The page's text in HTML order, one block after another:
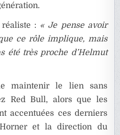
: « Je pense avoir
ce rôle implique, mais
été très proche d’Helmut
maintenir le lien sans
Red Bull, alors que les
accentuées ces derniers
et la direction du